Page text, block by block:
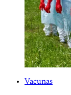
Vacunas